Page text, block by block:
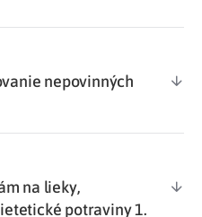
nepovinných
na lieky,
potraviny 1.